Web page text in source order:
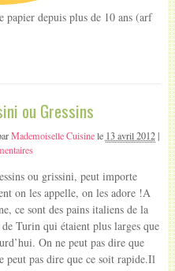
papier depuis plus de 10 ans (arf
ou Gressins
Mademoiselle Cuisinele 13 avril 2012|
ou grissini, peut importe
on les appelle, on les adore !A
ce sont des pains italiens de la
Turin qui étaient plus larges que
On ne peut pas dire que
peut pas dire que ce soit rapide.Il